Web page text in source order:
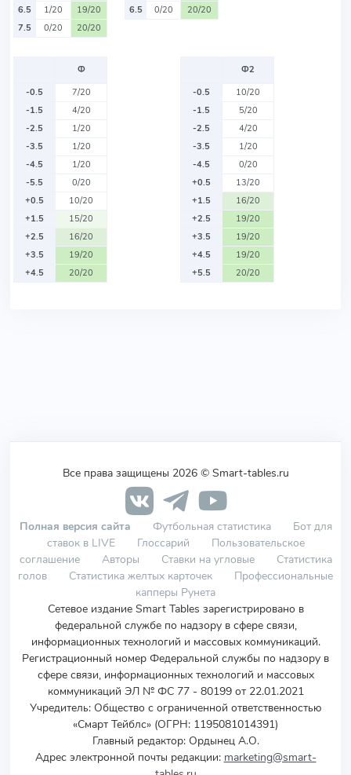
6.5
1/20
19/20
7.5
0/20 20/20
6.5
0/20 20/20
Ф
-0.5
7/20
-1.5
4/20
-2.5
1/20
-3.5
1/20
-4.5
1/20
-5.5
0/20
+0.5
10/20
+1.5
15/20
+2.5
16/20
+3.5
19/20
+4.5
20/20
Ф2
-0.5
10/20
-1.5
5/20
-2.5
4/20
-3.5
1/20
-4.5
0/20
+0.5
13/20
+1.5
16/20
+2.5
19/20
+3.5
19/20
+4.5
19/20
+5.5
20/20
Все права защищены 2026 © Smart-tables.ru
Полная версия сайта Футбольная статистика
Бот для
ставок в LIVE
Глоссарий
Пользовательское
соглашение
Авторы Ставки на угловые
Статистика
голов
Статистика желтых карточек
Профессиональные
капперы Рунета
Сетевое издание Smart Tables зарегистрировано в
федеральной службе по надзору в сфере связи,
информационных технологий и массовых коммуникаций.
Регистрационный номер Федеральной службы по надзору в
сфере связи, информационных технологий и массовых
коммуникаций ЭЛ № ФС 77 - 80199 от 22.01.2021
Учредитель: Общество с ограниченной ответственностью
«Смарт Тейблс» (ОГРН: 1195081014391)
Главный редактор: Ордынец А.О.
Адрес электронной почты редакции: marketing@smart-